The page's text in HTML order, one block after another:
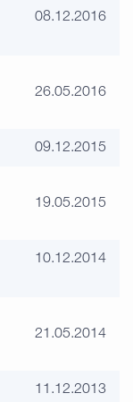
08.12.2016
26.05.2016
09.12.2015
19.05.2015
10.12.2014
21.05.2014
11.12.2013